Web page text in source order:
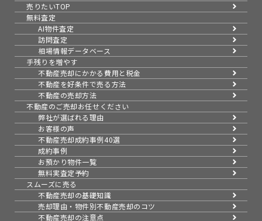
売りたいTOP
無料査定
AI物件査定
訪問査定
相場情報データベース
手残りを増やす
不動産売却にかかる費用と税金
不動産を好条件で売る方法
不動産の売却方法
不動産のご売却お任せください
弊社が選ばれる理由
お客様の声
不動産売却成約事例40選
成約事例
お預かり物件一覧
無料実査定予約
スムーズに売る
不動産売却の基礎知識
売却理由・物件別不動産売却のコツ
不動産売却の注意点